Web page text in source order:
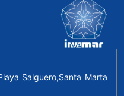
Salguero,Santa Marta